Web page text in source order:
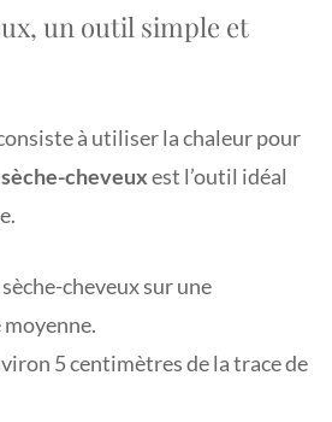
un outil simple et
à utiliser la chaleur pour
sèche-cheveuxest l’outil idéal
cheveux sur une
5 centimètres de la trace de